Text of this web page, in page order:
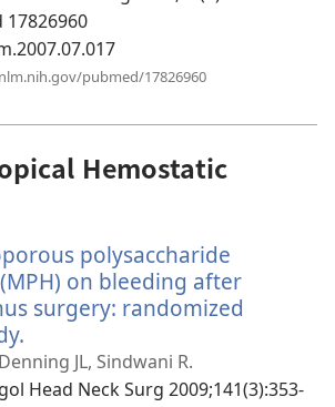
)
17826960
pubmed/17826960
열
기)
Hemostatic
polysaccharide
on bleeding after
surgery: randomized
로
운
JL, Sindwani R.
Head Neck Surg 2009;141(3):353-